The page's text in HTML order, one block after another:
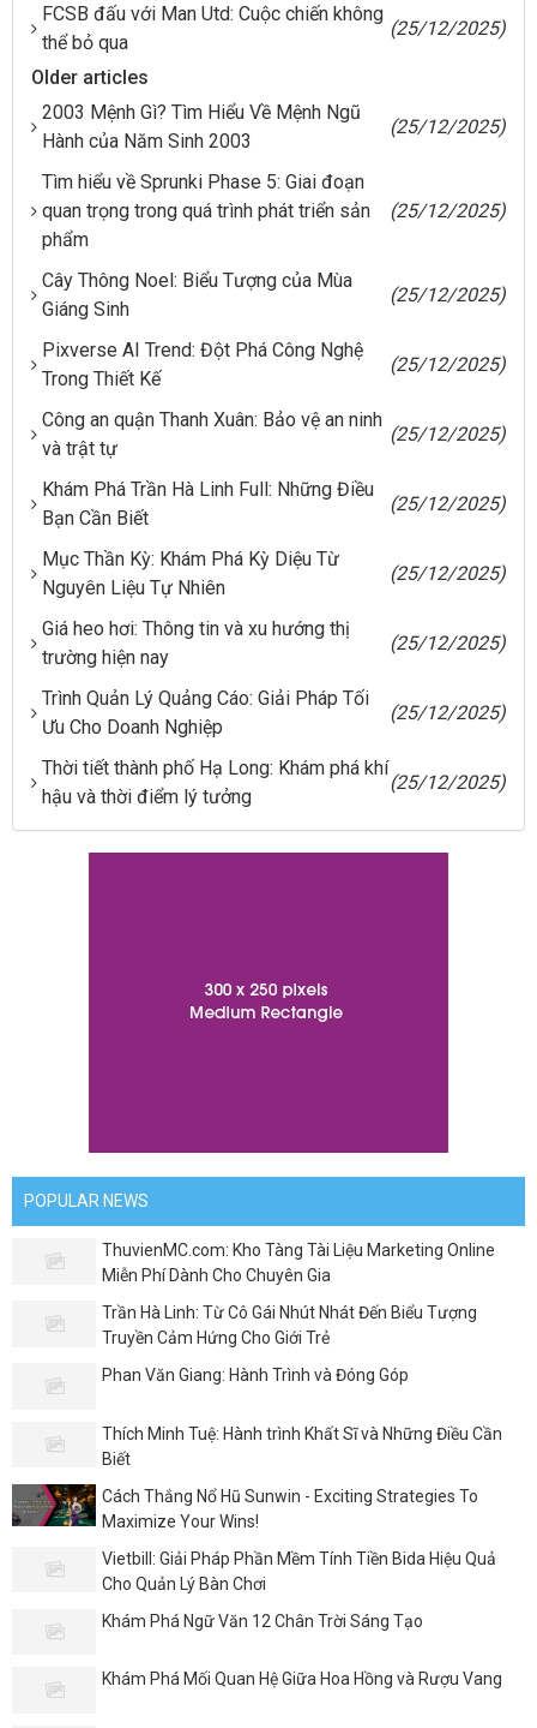
FCSB đấu với Man Utd: Cuộc chiến không
thể bỏ qua
(25/12/2025)
Older articles
2003 Mệnh Gì? Tìm Hiểu Về Mệnh Ngũ
Hành của Năm Sinh 2003
(25/12/2025)
Tìm hiểu về Sprunki Phase 5: Giai đoạn
quan trọng trong quá trình phát triển sản
phẩm
(25/12/2025)
Cây Thông Noel: Biểu Tượng của Mùa
Giáng Sinh
(25/12/2025)
Pixverse AI Trend: Đột Phá Công Nghệ
Trong Thiết Kế
(25/12/2025)
Công an quận Thanh Xuân: Bảo vệ an ninh
và trật tự
(25/12/2025)
Khám Phá Trần Hà Linh Full: Những Điều
Bạn Cần Biết
(25/12/2025)
Mục Thần Kỳ: Khám Phá Kỳ Diệu Từ
Nguyên Liệu Tự Nhiên
(25/12/2025)
Giá heo hơi: Thông tin và xu hướng thị
trường hiện nay
(25/12/2025)
Trình Quản Lý Quảng Cáo: Giải Pháp Tối
Ưu Cho Doanh Nghiệp
(25/12/2025)
Thời tiết thành phố Hạ Long: Khám phá khí
hậu và thời điểm lý tưởng
(25/12/2025)
POPULAR NEWS
ThuvienMC.com: Kho Tàng Tài Liệu Marketing Online
Miễn Phí Dành Cho Chuyên Gia
Trần Hà Linh: Từ Cô Gái Nhút Nhát Đến Biểu Tượng
Truyền Cảm Hứng Cho Giới Trẻ
Phan Văn Giang: Hành Trình và Đóng Góp
Thích Minh Tuệ: Hành trình Khất Sĩ và Những Điều Cần
Biết
Cách Thắng Nổ Hũ Sunwin - Exciting Strategies To
Maximize Your Wins!
Vietbill: Giải Pháp Phần Mềm Tính Tiền Bida Hiệu Quả
Cho Quản Lý Bàn Chơi
Khám Phá Ngữ Văn 12 Chân Trời Sáng Tạo
Khám Phá Mối Quan Hệ Giữa Hoa Hồng và Rượu Vang